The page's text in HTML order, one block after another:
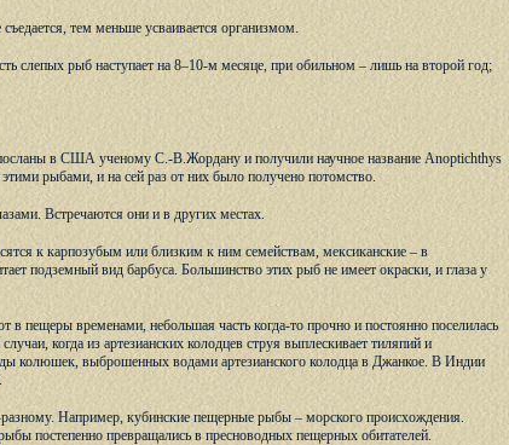
тем меньше усваивается организмом.
слепых рыб наступает на 8–10-м месяце, при обильном – лишь на второй год;
в США ученому С.-В.Жордану и получили научное название Anoptichthys
рыбами, и на сей раз от них было получено потомство.
Встречаются они и в других местах.
к карпозубым или близким к ним семействам, мексиканские – в
подземный вид барбуса. Большинство этих рыб не имеет окраски, и глаза у
пещеры временами, небольшая часть когда-то прочно и постоянно поселилась
когда из артезианских колодцев струя выплескивает тиляпий и
колюшек, выброшенных водами артезианского колодца в Джанкое. В Индии
Например, кубинские пещерные рыбы – морского происхождения.
постепенно превращались в пресноводных пещерных обитателей.